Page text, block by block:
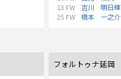
13 FW
吉川 明日輝
25 FW 橋本 一之介
フォルトゥナ延岡